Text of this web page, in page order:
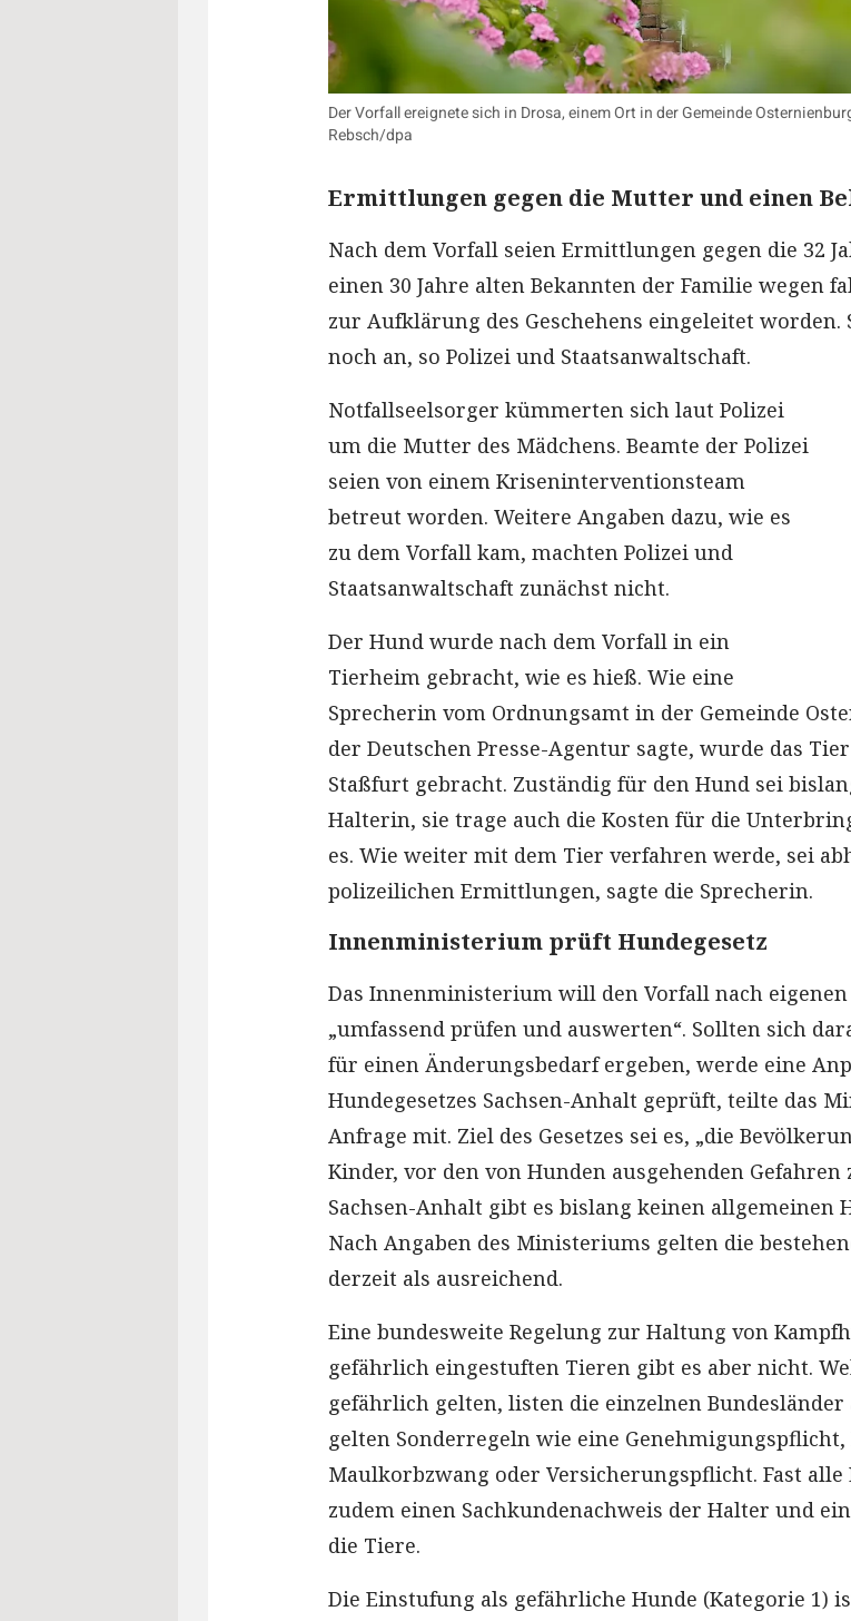
Der Vorfall ereignete sich in Drosa, einem Ort in der Gemeinde
Rebsch/dpa
Ermittlungen gegen die Mutter und einen
Nach dem Vorfall seien Ermittlungen gegen die 32
einen 30 Jahre alten Bekannten der Familie wegen
zur Aufklärung des Geschehens eingeleitet worden.
noch an, so Polizei und Staatsanwaltschaft.
Notfallseelsorger kümmerten sich laut Polizei
um die Mutter des Mädchens. Beamte der Polizei
seien von einem Kriseninterventionsteam
betreut worden. Weitere Angaben dazu, wie es
zu dem Vorfall kam, machten Polizei und
Staatsanwaltschaft zunächst nicht.
Der Hund wurde nach dem Vorfall in ein
Tierheim gebracht, wie es hieß. Wie eine
Sprecherin vom Ordnungsamt in der Gemeinde
der Deutschen Presse-Agentur sagte, wurde das
Staßfurt gebracht. Zuständig für den Hund sei
Halterin, sie trage auch die Kosten für die
es. Wie weiter mit dem Tier verfahren werde, sei
polizeilichen Ermittlungen, sagte die Sprecherin.
Innenministerium prüft Hundegesetz
Das Innenministerium will den Vorfall nach eigenen
„umfassend prüfen und auswerten“. Sollten sich
für einen Änderungsbedarf ergeben, werde eine
Hundegesetzes Sachsen-Anhalt geprüft, teilte das
Anfrage mit. Ziel des Gesetzes sei es, „die
Kinder, vor den von Hunden ausgehenden Gefahren
Sachsen-Anhalt gibt es bislang keinen allgemeinen
Nach Angaben des Ministeriums gelten die
derzeit als ausreichend.
Eine bundesweite Regelung zur Haltung von
gefährlich eingestuften Tieren gibt es aber nicht.
gefährlich gelten, listen die einzelnen Bundesländer
gelten Sonderregeln wie eine
Maulkorbzwang oder Versicherungspflicht. Fast
zudem einen Sachkundenachweis der Halter und
die Tiere.
Die Einstufung als gefährliche Hunde (Kategorie 1)